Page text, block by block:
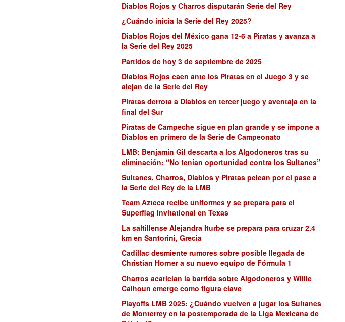
Diablos Rojos y Charros disputarán Serie del Rey
¿Cuándo inicia la Serie del Rey 2025?
Diablos Rojos del México gana 12-6 a Piratas y avanza a
la Serie del Rey 2025
Partidos de hoy 3 de septiembre de 2025
Diablos Rojos caen ante los Piratas en el Juego 3 y se
alejan de la Serie del Rey
Piratas derrota a Diablos en tercer juego y aventaja en la
final del Sur
Piratas de Campeche sigue en plan grande y se impone a
Diablos en primero de la Serie de Campeonato
LMB: Benjamín Gil descarta a los Algodoneros tras su
eliminación: “No tenían oportunidad contra los Sultanes”
Sultanes, Charros, Diablos y Piratas pelean por el pase a
la Serie del Rey de la LMB
Team Azteca recibe uniformes y se prepara para el
Superflag Invitational en Texas
La saltillense Alejandra Iturbe se prepara para cruzar 2.4
km en Santorini, Grecia
Cadillac desmiente rumores sobre posible llegada de
Christian Horner a su nuevo equipo de Fórmula 1
Charros acarician la barrida sobre Algodoneros y Willie
Calhoun emerge como figura clave
Playoffs LMB 2025: ¿Cuándo vuelven a jugar los Sultanes
de Monterrey en la postemporada de la Liga Mexicana de